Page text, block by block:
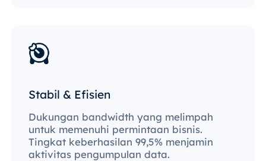
Stabil & Efisien
Dukungan bandwidth yang melimpah
untuk memenuhi permintaan bisnis.
Tingkat keberhasilan 99,5% menjamin
aktivitas pengumpulan data.